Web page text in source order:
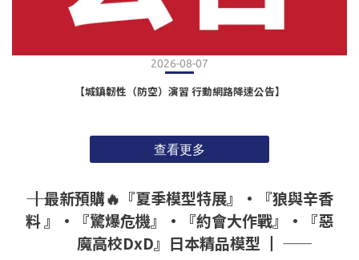
2026-08-07
【城鎮韌性（防空）演習 行動網路降速公告】
查看更多
―― ┃最新預購🔥『夏季模型特展』•『狼與辛香
料 』•『驚爆危機』•『約會大作戰』•『惡
魔高校DxD』日本精品模型 ┃ ――